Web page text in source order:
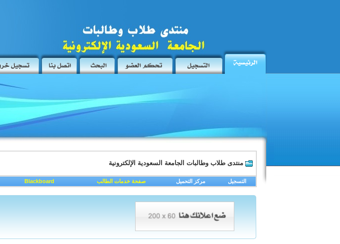
منتدى طلاب وطالبات الجامعة السعودية الإلكترونية
التسجيل مركز التحميل صفحة خدمات الطالب Blackboard